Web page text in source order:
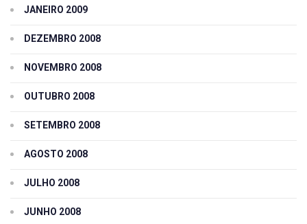
JANEIRO 2009
DEZEMBRO 2008
NOVEMBRO 2008
OUTUBRO 2008
SETEMBRO 2008
AGOSTO 2008
JULHO 2008
JUNHO 2008